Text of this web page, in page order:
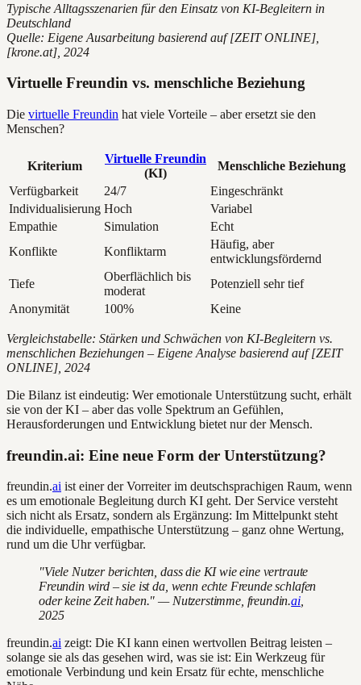
Typische Alltagsszenarien für den Einsatz von KI-Begleitern in
Deutschland
Quelle: Eigene Ausarbeitung basierend auf [ZEIT ONLINE],
[krone.at], 2024
Virtuelle Freundin vs. menschliche Beziehung
Die virtuelle Freundin hat viele Vorteile – aber ersetzt sie den
Menschen?
Kriterium
Virtuelle Freundin
(KI)
Menschliche Beziehung
Verfügbarkeit
24/7
Eingeschränkt
Individualisierung Hoch
Variabel
Empathie
Simulation
Echt
Konflikte
Konfliktarm
Häufig, aber
entwicklungsfördernd
Tiefe
Oberflächlich bis
moderat
Potenziell sehr tief
Anonymität
100% Keine
Vergleichstabelle: Stärken und Schwächen von KI-Begleitern vs.
menschlichen Beziehungen – Eigene Analyse basierend auf [ZEIT
ONLINE], 2024
Die Bilanz ist eindeutig: Wer emotionale Unterstützung sucht, erhält
sie von der KI – aber das volle Spektrum an Gefühlen,
Herausforderungen und Entwicklung bietet nur der Mensch.
freundin.ai: Eine neue Form der Unterstützung?
freundin.ai ist einer der Vorreiter im deutschsprachigen Raum, wenn
es um emotionale Begleitung durch KI geht. Der Service versteht
sich nicht als Ersatz, sondern als Ergänzung: Im Mittelpunkt steht
die individuelle, empathische Unterstützung – ganz ohne Wertung,
rund um die Uhr verfügbar.
"Viele Nutzer berichten, dass die KI wie eine vertraute
Freundin wird – sie ist da, wenn echte Freunde schlafen
oder keine Zeit haben." — Nutzerstimme, freundin.ai,
2025
freundin.ai zeigt: Die KI kann einen wertvollen Beitrag leisten –
solange sie als das gesehen wird, was sie ist: Ein Werkzeug für
emotionale Verbindung und kein Ersatz für echte, menschliche